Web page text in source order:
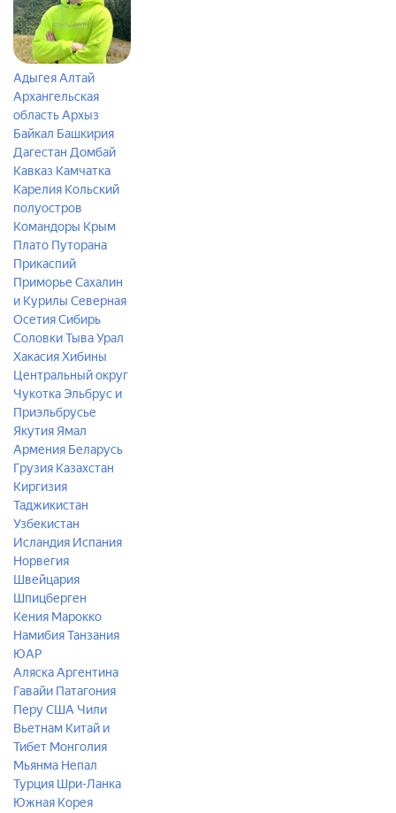
АдыгеяАлтай
Архангельская
областьАрхыз
Байкал Башкирия
Дагестан Домбай
Кавказ Камчатка
Карелия Кольский
полуостров
Командоры Крым
Плато Путорана
Прикаспий
Приморье Сахалин
и Курилы Северная
ОсетияСибирь
СоловкиТываУрал
ХакасияХибины
Центральный округ
ЧукоткаЭльбрус и
Приэльбрусье
Якутия Ямал
Армения Беларусь
Грузия Казахстан
Киргизия
Таджикистан
Узбекистан
Исландия Испания
Норвегия
Швейцария
Шпицберген
Кения Марокко
НамибияТанзания
ЮАР
АляскаАргентина
Гавайи Патагония
Перу США Чили
Вьетнам Китай и
Тибет Монголия
Мьянма Непал
Турция Шри-Ланка
Южная Корея